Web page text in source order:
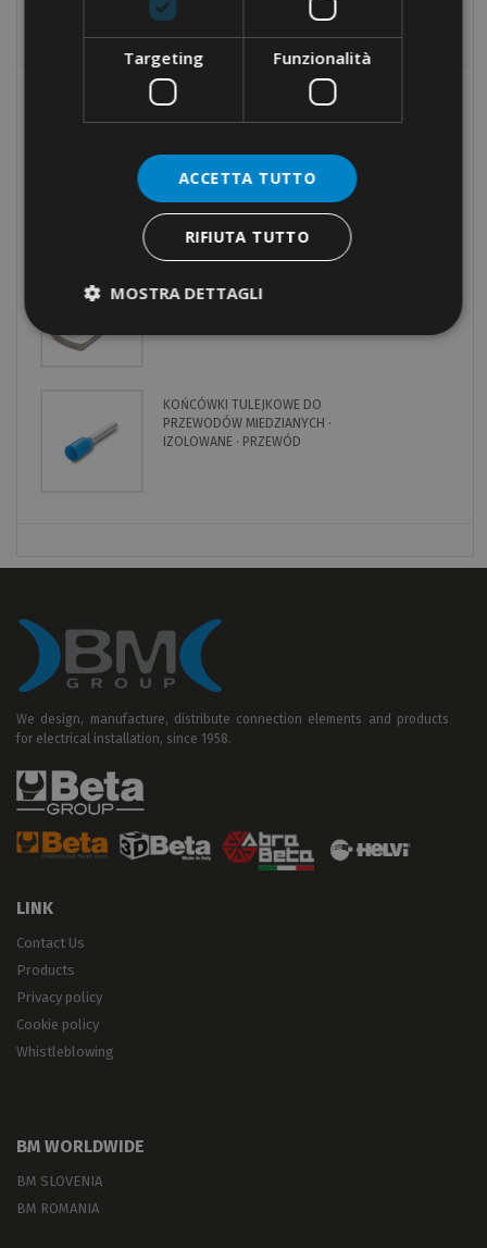
Towary wycofane z cennika
MOST POPULAR
OPASKI KABLOWE NYLONOWE ·
SAMOGASNĄCE UL94-VO
PRZEWODÓW MIEDZIANYCH ·
KOŃCÓWKI TULEJKOWE DO
PRZEWODÓW MIEDZIANYCH ·
IZOLOWANE · PRZEWÓD
We design, manufacture, distribute connection elements and products
for electrical installation, since 1958.
LINK
Contact Us
Products
Privacy policy
Cookie policy
Whistleblowing
BM WORLDWIDE
BM SLOVENIA
BM ROMANIA
Targeting Funzionalità
ACCETTA TUTTO
RIFIUTA TUTTO
MOSTRA DETTAGLI